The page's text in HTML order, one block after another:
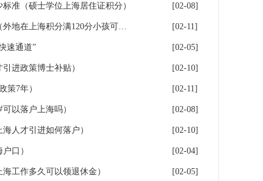
准（硕士学位上海居住证积分） [02-08]
落户上海：一分绊倒多少外地生（外地在上海积分满120分小孩可以考上海大学吗） [02-11]
速通道” [02-05]
进政策博士补贴） [02-10]
策7年） [02-11]
以落户上海吗） [02-08]
人才引进如何落户） [02-10]
口） [02-04]
工作多久可以领退休金） [02-05]